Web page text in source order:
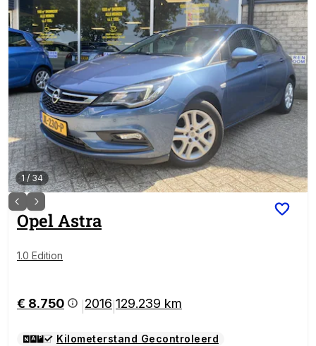
1 / 34
OpelAstra
1.0 Edition
€ 8.750 2016 129.239 km
Kilometerstand Gecontroleerd